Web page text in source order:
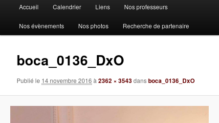
principal
Accueil Calendrier Liens Nos professeurs
Nos évènements Nos photos Recherche de partenaire
boca_0136_DxO
Publié le 14 novembre 2016 à2362 × 3543dansboca_0136_DxO